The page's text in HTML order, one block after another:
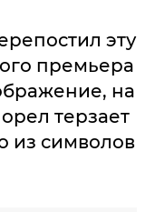
эту
премьера
на
терзает
из символов